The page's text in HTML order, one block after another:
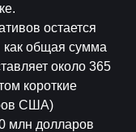
остается
как общая сумма
около 365
короткие
США)
млн долларов